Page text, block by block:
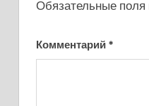
Обязательные
Комментарий *